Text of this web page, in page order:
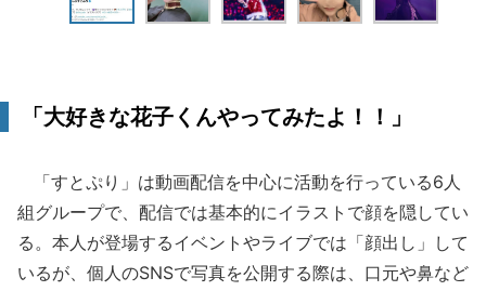
「大好きな花子くんやってみたよ！！」
「すとぷり」は動画配信を中心に活動を行っている6人
組グループで、配信では基本的にイラストで顔を隠してい
る。本人が登場するイベントやライブでは「顔出し」して
いるが、個人のSNSで写真を公開する際は、口元や鼻など